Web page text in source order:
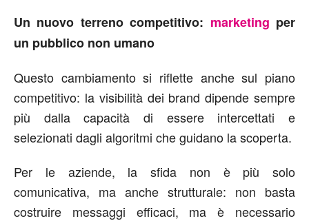
Un nuovo terreno competitivo: marketing per
un pubblico non umano
Questo cambiamento si riflette anche sul piano
competitivo: la visibilità dei brand dipende sempre
più dalla capacità di essere intercettati e
selezionati dagli algoritmi che guidano la scoperta.
Per le aziende, la sfida non è più solo
comunicativa, ma anche strutturale: non basta
costruire messaggi efficaci, ma è necessario